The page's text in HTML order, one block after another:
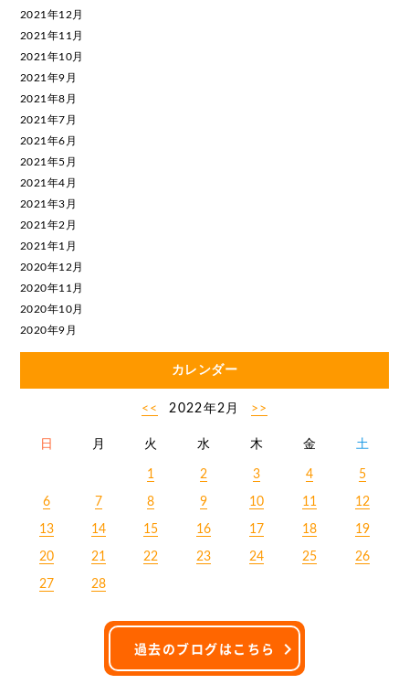
2021年12月
2021年11月
2021年10月
2021年9月
2021年8月
2021年7月
2021年6月
2021年5月
2021年4月
2021年3月
2021年2月
2021年1月
2020年12月
2020年11月
2020年10月
2020年9月
カレンダー
<< 2022年2月 >>
日 月 火 水 木 金 土
1 2 3 4 5
6 7 8 9 10 11 12
13 14 15 16 17 18 19
20 21 22 23 24 25 26
27 28
過去のブログはこちら